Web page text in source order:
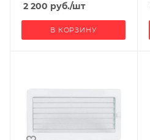
2 200 руб./шт
В КОРЗИНУ
Глубина, мм
Высота, мм